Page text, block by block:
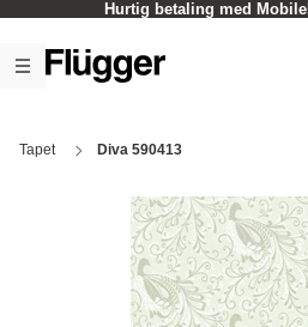
Hurtig betaling med
Tapet Diva 590413